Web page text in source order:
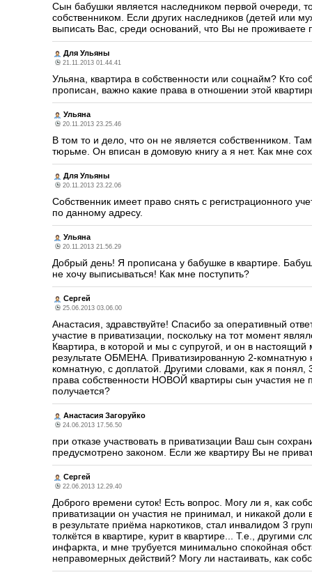
Сын бабушки является наследником первой очереди,
собственником. Если других наследников (детей или
выписать Вас, среди оснований, что Вы не проживаете
Для Ульяны
21.11.2013 01.44.41
Ульяна, квартира в собственности или соцнайм? Кто
прописан, важно какие права в отношении этой
Ульяна
20.11.2013 23.25.46
В том то и дело, что он не является собственником.
тюрьме. Он вписан в домовую книгу а я нет. Как мне
Для Ульяны
20.11.2013 23.22.06
Собственник имеет право снять с регистрационного
по данному адресу.
Ульяна
20.11.2013 21.56.29
Добрый день! Я прописана у бабушке в квартире.
не хочу выписываться! Как мне поступить?
Сергей
25.06.2013 03.06.00
Анастасия, здравствуйте! Спасибо за оперативный
участие в приватизации, поскольку на тот момент
Квартира, в которой и мы с супругой, и он в
результате ОБМЕНА. Приватизированную 2-
комнатную, с доплатой. Другими словами, как я
права собственности НОВОЙ квартиры сын участия
получается?
Анастасия Загоруйко
24.06.2013 17.56.50
при отказе участвовать в приватизации Ваш сын
предусмотрено законом. Если же квартиру Вы не
Сергей
22.06.2013 12.29.40
Доброго времени суток! Есть вопрос. Могу ли я, как
приватизации он участия не принимал, и никакой
в результате приёма наркотиков, стал инвалидом 3
толкётся в квартире, курит в квартире... Т.е.,
инфаркта, и мне трубуется минимально спокойная
неправомерных действий? Могу ли настаивать, как